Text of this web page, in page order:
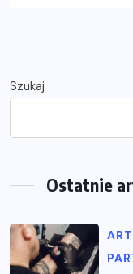
Szukaj
Ostatnie